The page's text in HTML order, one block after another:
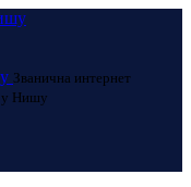
Званична интернет
у Нишу